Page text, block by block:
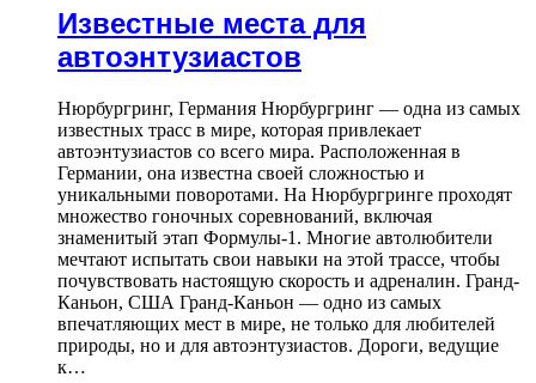
Известные места для
автоэнтузиастов
Нюрбургринг, Германия Нюрбургринг — одна из самых
известных трасс в мире, которая привлекает
автоэнтузиастов со всего мира. Расположенная в
Германии, она известна своей сложностью и
уникальными поворотами. На Нюрбургринге проходят
множество гоночных соревнований, включая
знаменитый этап Формулы-1. Многие автолюбители
мечтают испытать свои навыки на этой трассе, чтобы
почувствовать настоящую скорость и адреналин. Гранд-
Каньон, США Гранд-Каньон — одно из самых
впечатляющих мест в мире, не только для любителей
природы, но и для автоэнтузиастов. Дороги, ведущие
к…